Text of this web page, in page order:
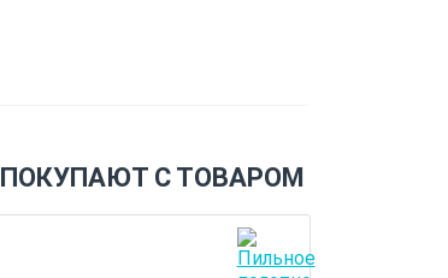
ПОКУПАЮТ С ТОВАРОМ